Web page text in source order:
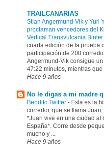
TRAILCANARIAS
Stian Angermund-Vik y Yuri
proclaman vencedores del
Vertical Transvulcania
cuarta edición de la prueba
participación de 200
Angermund-Vik consigue
47:22 minutos, mientras que
Hace 9 años
No le digas a mi madre
Bendito Twitter - Esta es la
corredor, que se llama
*Juan vive en una ciudad al
España*. Corre desde
mucho y ...
Hace 9 años